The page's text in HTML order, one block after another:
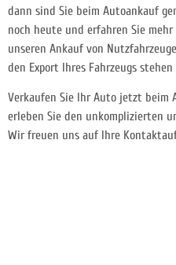
dann sind Sie beim Autoankauf
noch heute und erfahren Sie
unseren Ankauf von
den Export Ihres Fahrzeugs
Verkaufen Sie Ihr Auto jetzt beim
erleben Sie den unkomplizierten
Wir freuen uns auf Ihre